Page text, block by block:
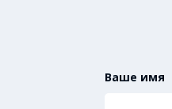
Ваше имя